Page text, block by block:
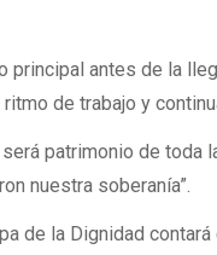
principal antes de la
de trabajo y
patrimonio de toda
nuestra soberanía”.
de la Dignidad